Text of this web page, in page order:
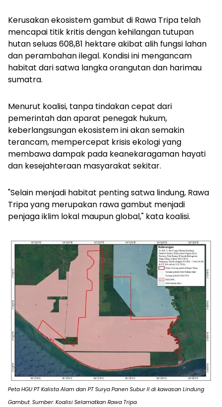
Kerusakan ekosistem gambut di Rawa Tripa telah
mencapai titik kritis dengan kehilangan tutupan
hutan seluas 608,81 hektare akibat alih fungsi lahan
dan perambahan ilegal. Kondisi ini mengancam
habitat dari satwa langka orangutan dan harimau
sumatra.
Menurut koalisi, tanpa tindakan cepat dari
pemerintah dan aparat penegak hukum,
keberlangsungan ekosistem ini akan semakin
terancam, mempercepat krisis ekologi yang
membawa dampak pada keanekaragaman hayati
dan kesejahteraan masyarakat sekitar.
"Selain menjadi habitat penting satwa lindung, Rawa
Tripa yang merupakan rawa gambut menjadi
penjaga iklim lokal maupun global," kata koalisi.
Peta HGU PT Kalista Alam dan PT Surya Panen Subur II di kawasan Lindung
Gambut. Sumber: Koalisi Selamatkan Rawa Tripa.